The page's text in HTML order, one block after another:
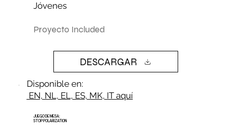
Jóvenes
Proyecto Included
DESCARGAR
Disponible en:
EN, NL, EL, ES, MK, IT aquí
JUEGO DE MESA:
STOP POLARIZATION